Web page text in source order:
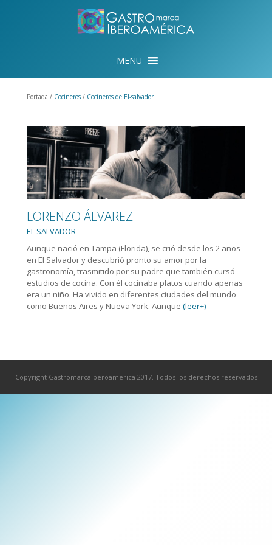
Portada / Cocineros / Cocineros de El-salvador
LORENZO ÁLVAREZ
EL SALVADOR
Aunque nació en Tampa (Florida), se crió desde los 2 años
en El Salvador y descubrió pronto su amor por la
gastronomía, trasmitido por su padre que también cursó
estudios de cocina. Con él cocinaba platos cuando apenas
era un niño. Ha vivido en diferentes ciudades del mundo
como Buenos Aires y Nueva York. Aunque (leer+)
Copyright Gastromarcaiberoamérica 2017. Todos los derechos reservados